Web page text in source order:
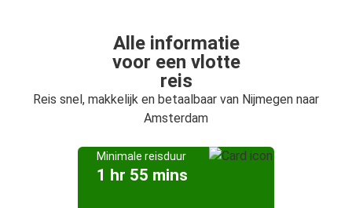
Alle informatie
voor een vlotte
reis
Reis snel, makkelijk en betaalbaar van Nijmegen naar
Amsterdam
Minimale reisduur
1 hr 55 mins